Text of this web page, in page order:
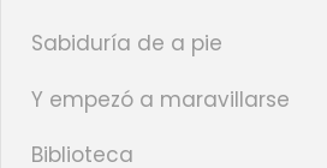
Sabiduría de a pie
Y empezó a maravillarse
Biblioteca